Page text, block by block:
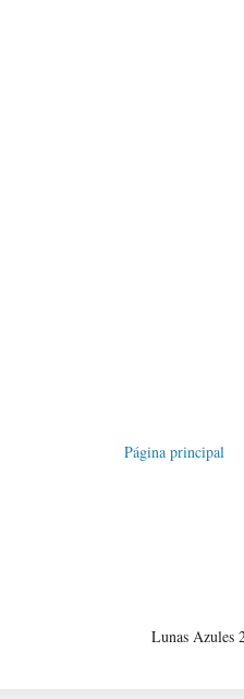
Página principal
Lunas Azules